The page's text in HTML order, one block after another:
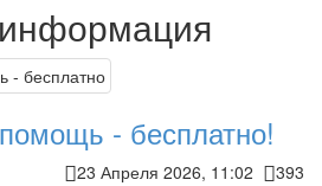
- бесплатно!
23 Апреля 2026, 11:02 393